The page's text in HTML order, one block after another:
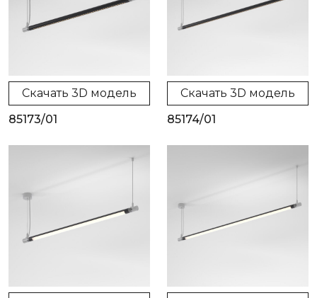
Скачать 3D модель
85173/01
Скачать 3D модель
85174/01